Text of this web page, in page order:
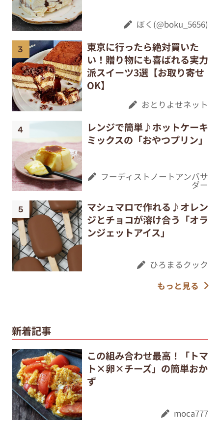
ぼく(@boku_5656)
東京に行ったら絶対買いた
い！贈り物にも喜ばれる実力
派スイーツ3選【お取り寄せ
OK】
おとりよせネット
レンジで簡単♪ホットケーキ
ミックスの「おやつプリン」
フーディストノートアンバサ
ダー
マシュマロで作れる♪オレン
ジとチョコが溶け合う「オラ
ンジェットアイス」
ひろまるクック
もっと見る
新着記事
この組み合わせ最高！「トマ
ト×卵×チーズ」の簡単おか
ず
moca777